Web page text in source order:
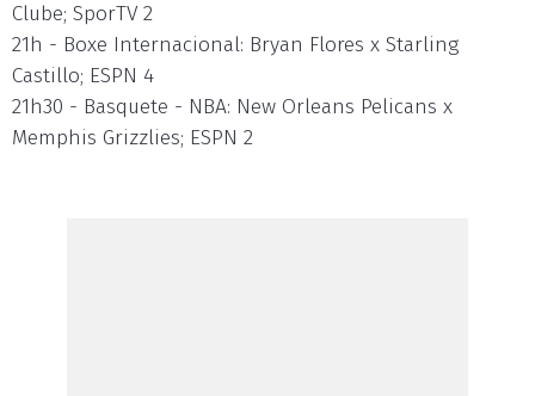
Clube; SporTV 2
21h - Boxe Internacional: Bryan Flores x Starling
Castillo; ESPN 4
21h30 - Basquete - NBA: New Orleans Pelicans x
Memphis Grizzlies; ESPN 2